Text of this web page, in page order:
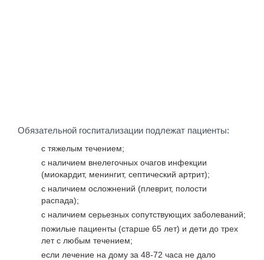
Обязательной госпитализации подлежат пациенты:
с тяжелым течением;
с наличием внелегочных очагов инфекции
(миокардит, менингит, септический артрит);
с наличием осложнений (плеврит, полости
распада);
с наличием серьезных сопутствующих заболеваний;
пожилые пациенты (старше 65 лет) и дети до трех
лет с любым течением;
если лечение на дому за 48-72 часа не дало